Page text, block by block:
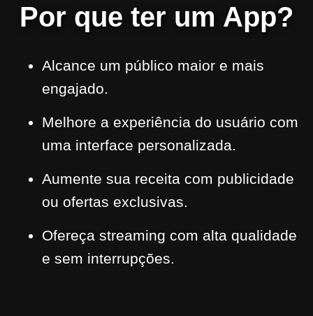
Por que ter um App?
Alcance um público maior e mais
engajado.
Melhore a experiência do usuário com
uma interface personalizada.
Aumente sua receita com publicidade
ou ofertas exclusivas.
Ofereça streaming com alta qualidade
e sem interrupções.